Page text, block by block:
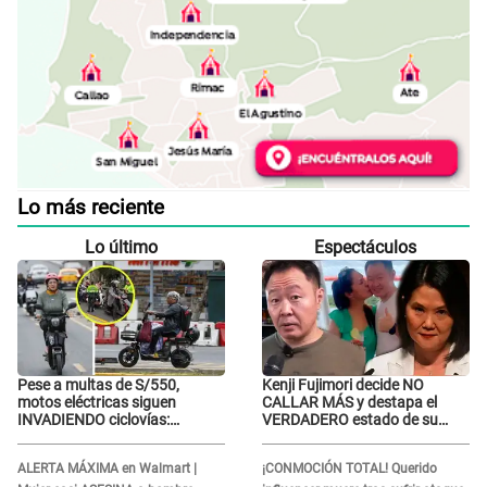
Lo más reciente
Lo último
Pese a multas de S/550,
motos eléctricas siguen
INVADIENDO ciclovías:
nuevas reglas
ALERTA MÁXIMA en Walmart |
Espectáculos
Kenji Fujimori decide NO
CALLAR MÁS y destapa el
VERDADERO estado de su
Fujimori: "Mi familia es Érika,
mi suegra..."
¡CONMOCIÓN TOTAL! Querido